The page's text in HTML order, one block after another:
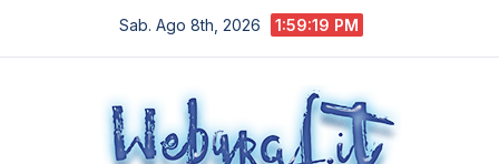
Sab. Ago 8th, 2026 1:59:20 PM